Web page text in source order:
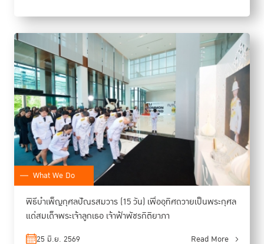
What We Do
พิธีบำเพ็ญกุศลปัณรสมวาร (15 วัน) เพื่ออุทิศถวายเป็นพระกุศล
แด่สมเด็จพระเจ้าลูกเธอ เจ้าฟ้าพัชรกิติยาภา
25 มิ.ย. 2569 Read More